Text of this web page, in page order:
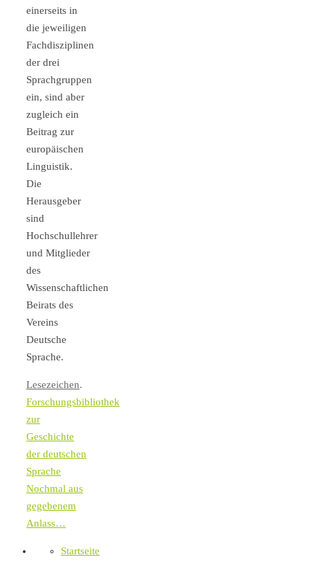
einerseits in
die jeweiligen
Fachdisziplinen
der drei
Sprachgruppen
ein, sind aber
zugleich ein
Beitrag zur
europäischen
Linguistik.
Die
Herausgeber
sind
Hochschullehrer
und Mitglieder
des
Wissenschaftlichen
Beirats des
Vereins
Deutsche
Sprache.
Lesezeichen.
Forschungsbibliothek
zur
Geschichte
der deutschen
Sprache
Nochmal aus
gegebenem
Anlass…
Startseite